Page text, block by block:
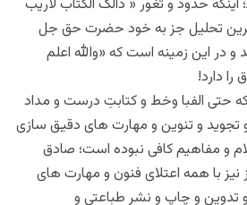
اینکه حدود و ثغور « ذالک الکتاب لاریب
تحلیل جز به خود حضرت حق جل
و در این زمینه است که «والله اعلم
دارد!
حتی الفبا وخط و کتابتِ درست و مداد
و تنوین و مهارت های دقیق سازی
و مفاهیم کافی نبوده است؛ صادق
نیز با همه اعتلای فنون و مهارت های
تدوین و چاپ و نشر طباعتی و